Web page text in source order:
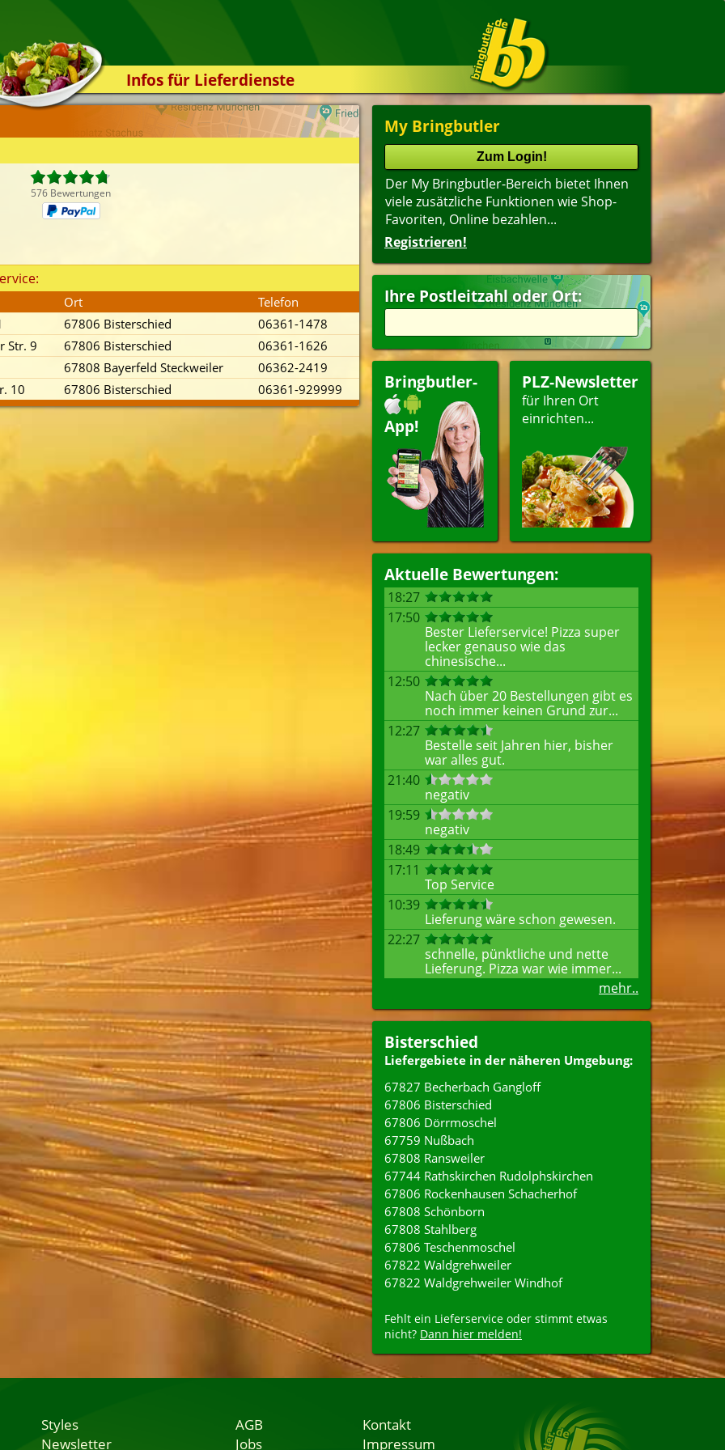
Infos für Lieferdienste
Kassensystem
Zuverlässigkeit
Kontakt
My Bringbutler
Der My Bringbutler-Bereich bietet Ihnen
viele zusätzliche Funktionen wie Shop-
Favoriten, Online bezahlen...
Registrieren!
Ihre Postleitzahl oder Ort:
Bringbutler-
App!
PLZ-Newsletter
für Ihren Ort
einrichten...
Aktuelle Bewertungen:
18:27
17:50
Bester Lieferservice! Pizza super
lecker genauso wie das
chinesische...
12:50
Nach über 20 Bestellungen gibt es
noch immer keinen Grund zur...
12:27
Bestelle seit Jahren hier, bisher
war alles gut.
21:40
negativ
19:59
negativ
18:49
17:11
Top Service
10:39
Lieferung wäre schon gewesen.
22:27
schnelle, pünktliche und nette
Lieferung. Pizza war wie immer...
mehr..
Bisterschied
Liefergebiete in der näheren Umgebung:
67827 Becherbach Gangloff
67806 Bisterschied
67806 Dörrmoschel
67759 Nußbach
67808 Ransweiler
67744 Rathskirchen Rudolphskirchen
67806 Rockenhausen Schacherhof
67808 Schönborn
67808 Stahlberg
67806 Teschenmoschel
67822 Waldgrehweiler
67822 Waldgrehweiler Windhof
Fehlt ein Lieferservice oder stimmt etwas
nicht? Dann hier melden!
576 Bewertungen
Ort
Telefon
67806 Bisterschied
06361-1478
Str. 9 67806 Bisterschied
06361-1626
67808 Bayerfeld Steckweiler
06362-2419
10 67806 Bisterschied 06361-929999
Styles
Newsletter
AGB
Jobs
Kontakt
Impressum